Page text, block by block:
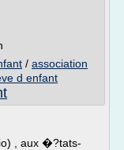
/ association
d enfant
, aux �?tats-